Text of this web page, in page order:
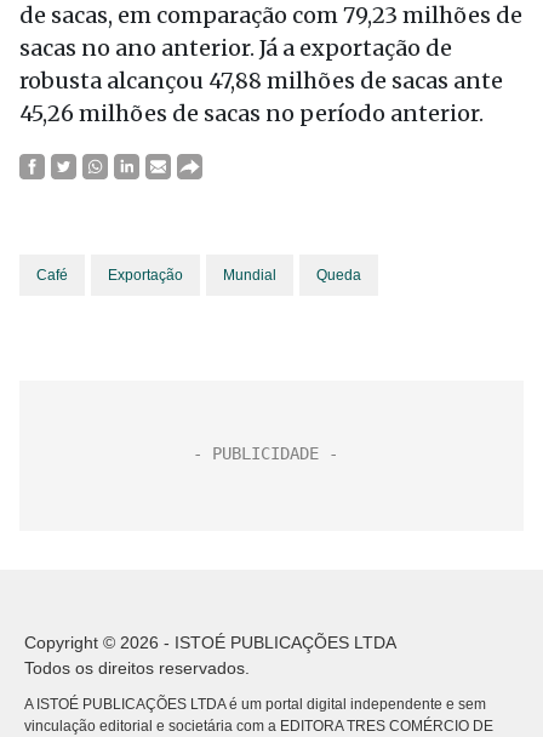
de sacas, em comparação com 79,23 milhões de
sacas no ano anterior. Já a exportação de
robusta alcançou 47,88 milhões de sacas ante
45,26 milhões de sacas no período anterior.
Café Exportação Mundial Queda
Copyright © 2026 - ISTOÉ PUBLICAÇÕES LTDA
Todos os direitos reservados.
A ISTOÉ PUBLICAÇÕES LTDA é um portal digital independente e sem
vinculação editorial e societária com a EDITORA TRES COMÉRCIO DE